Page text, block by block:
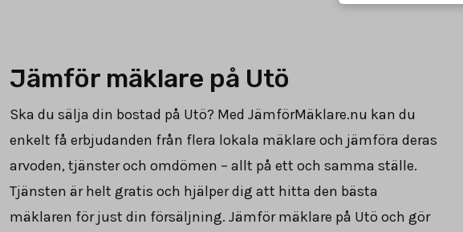
Jämför mäklare på Utö
Ska du sälja din bostad på Utö? Med JämförMäklare.nu kan du
enkelt få erbjudanden från flera lokala mäklare och jämföra deras
arvoden, tjänster och omdömen – allt på ett och samma ställe.
Tjänsten är helt gratis och hjälper dig att hitta den bästa
mäklaren för just din försäljning. Jämför mäklare på Utö och gör